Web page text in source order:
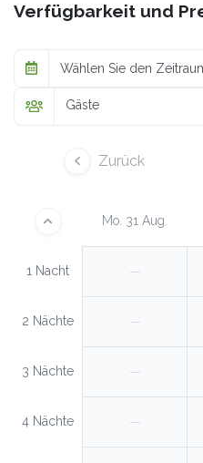
Verfügbarkeit und
Wählen Sie den
Gäste
Zurück
Mo. 31 Aug.
1 Nacht —
2 Nächte —
3 Nächte —
4 Nächte —